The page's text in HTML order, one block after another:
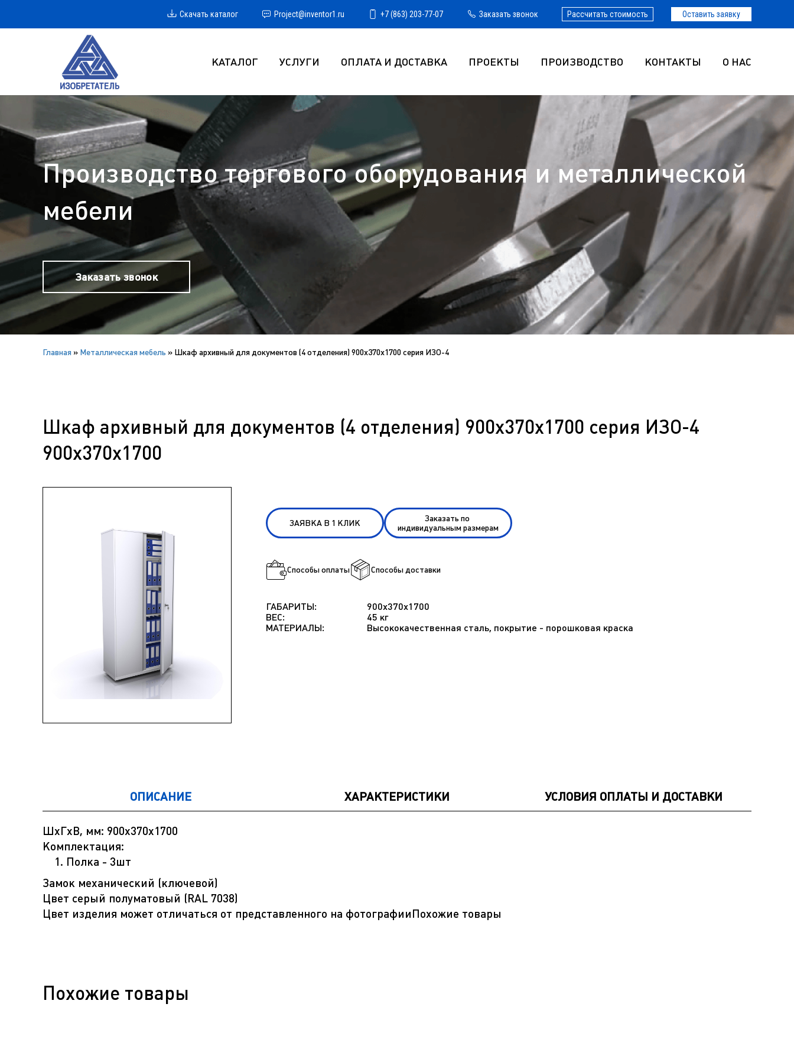
Скачать каталог Project@inventor1.ru +7 (863) 203-77-07 Заказать звонок Рассчитать стоимость Оставить заявку
КАТАЛОГ УСЛУГИ ОПЛАТА И ДОСТАВКА ПРОЕКТЫ ПРОИЗВОДСТВО КОНТАКТЫ О НАС
Производство торгового оборудования и металлической
мебели
Заказать звонок
Главная » Металлическая мебель » Шкаф архивный для документов (4 отделения) 900х370х1700 серия ИЗО-4
Шкаф архивный для документов (4 отделения) 900х370х1700 серия ИЗО-4
900х370х1700
ЗАЯВКА В 1 КЛИК
Заказать по
индивидуальным размерам
Способы оплаты Способы доставки
ГАБАРИТЫ:
900х370х1700
ВЕС:
45 кг
МАТЕРИАЛЫ:
Высококачественная сталь, покрытие - порошковая краска
ОПИСАНИЕ ХАРАКТЕРИСТИКИ УСЛОВИЯ ОПЛАТЫ И ДОСТАВКИ
ШхГхВ, мм: 900х370х1700
Комплектация:
Полка - 3шт
Замок механический (ключевой)
Цвет серый полуматовый (RAL 7038)
Цвет изделия может отличаться от представленного на фотографииПохожие товары
Похожие товары